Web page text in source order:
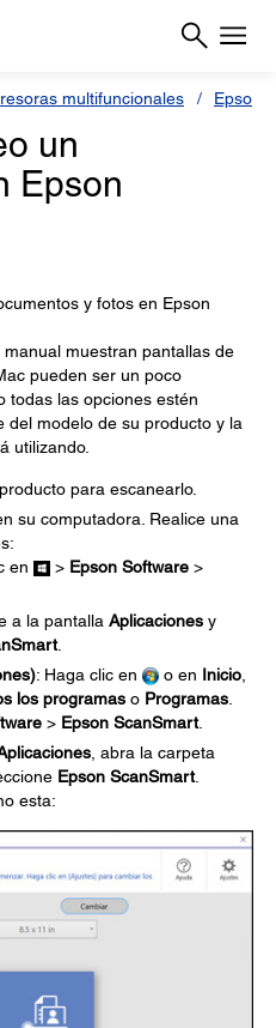
multifuncionales Epson L
un
Epson
y fotos en Epson
muestran pantallas de
pueden ser un poco
todas las opciones estén
del modelo de su producto y la
utilizando.
para escanearlo.
su computadora. Realice una
en > Epson Software >
a la pantalla Aplicaciones y
.
: Haga clic en o en Inicio
los programas o Programas
> Epson ScanSmart.
, abra la carpeta
Epson ScanSmart.
esta: